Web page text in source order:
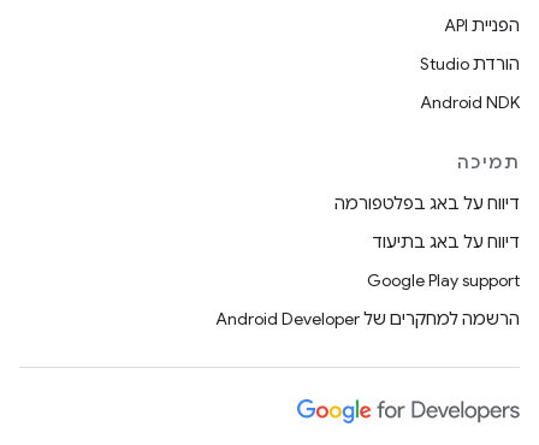
הפניית API
הורדת Studio
Android NDK
תמיכה
דיווח על באג בפלטפורמה
דיווח על באג בתיעוד
Google Play support
הרשמה למחקרים של Android Developer